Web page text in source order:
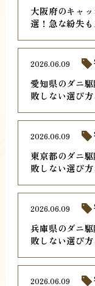
大阪府のキャ
選！急な紛失
愛知県のダニ
敗しない選び
2026.06.09
東京都のダニ
敗しない選び
2026.06.09
兵庫県のダニ
敗しない選び
2026.06.09
2026.06.09